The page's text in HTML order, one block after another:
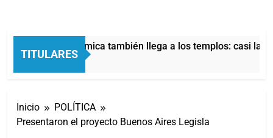
TITULARES
La crisis económica también llega a los templos: casi la
5 Horas Atrás
Inicio
POLÍTICA
Presentaron el proyecto Buenos Aires Legisla